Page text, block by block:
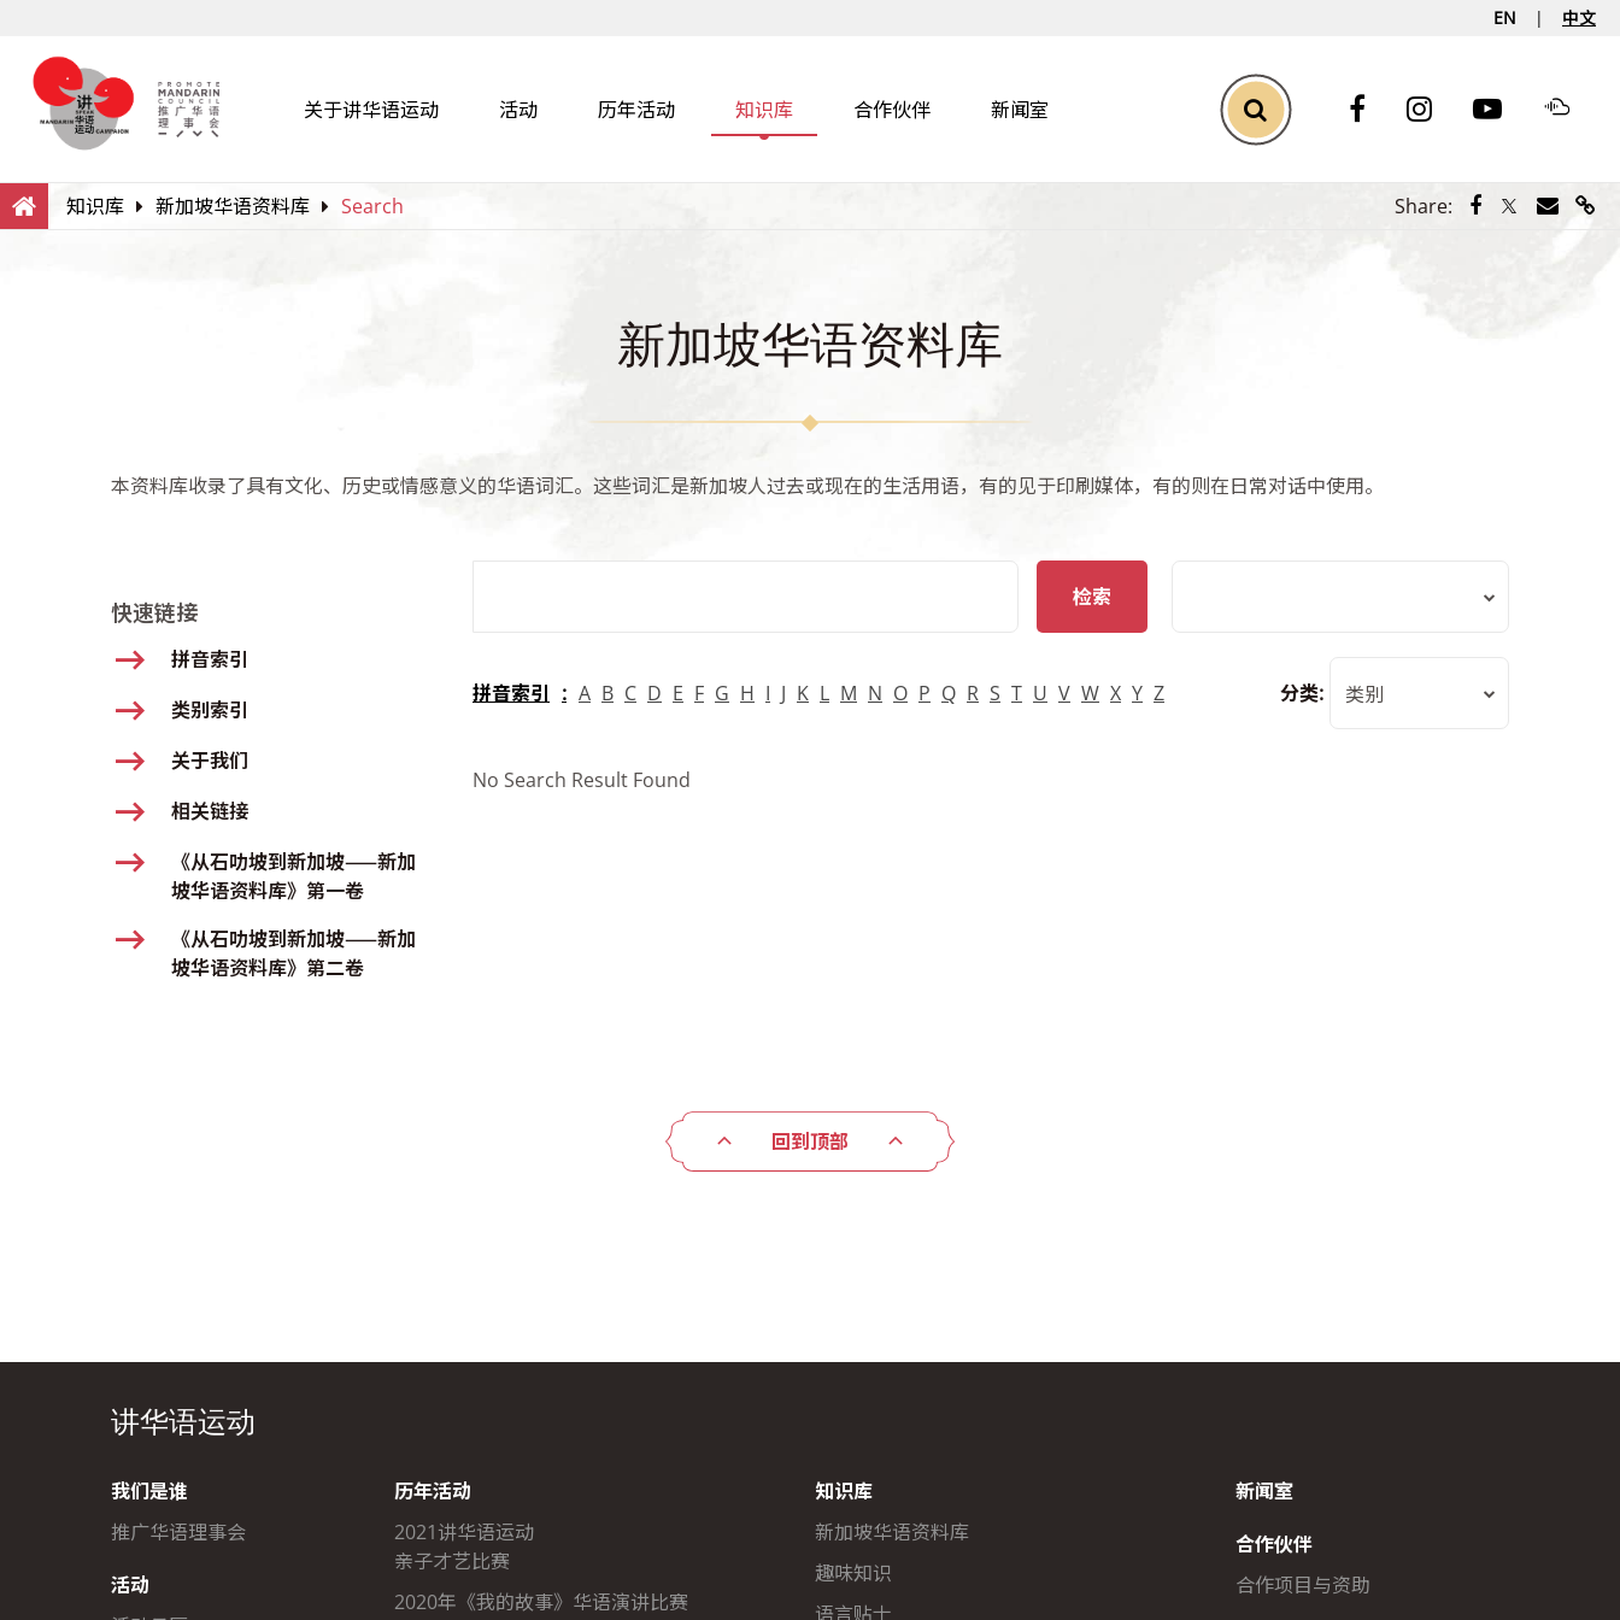
EN 中文
关于讲华语运动 活动 历年活动 知识库 合作伙伴 新闻室 Toggle Search
Search
知识库 新加坡华语资料库 Search Share: Share via
Share via
Share
新加坡华语资料库
本资料库收录了具有文化、历史或情感意义的华语词汇。这些词汇是新加坡人过去或现在的生活用语，有的见于印刷媒体，有的则在日常对话中使用。
快速链接
拼音索引
类别索引
关于我们
相关链接
《从石叻坡到新加坡——新加
坡华语资料库》第一卷
《从石叻坡到新加坡——新加
坡华语资料库》第二卷
检索
拼音索引 A B C D E F G H I J K L M N O P Q R S T U V W X Y Z 分类: 类别
No Search Result Found
回到顶部
讲华语运动
我们是谁
推广华语理事会
活动
历年活动
2021讲华语运动
亲子才艺比赛
2020年《我的故事》华语演讲比赛
知识库
新加坡华语资料库
趣味知识
语言贴士
新闻室
合作伙伴
合作项目与资助